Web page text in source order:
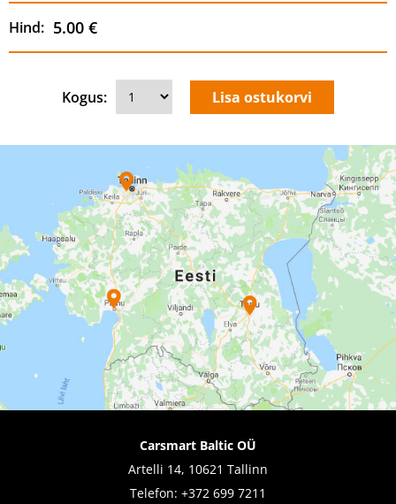
Hind: 5.00 €
Kogus:
Carsmart Baltic OÜ
Artelli 14, 10621 Tallinn
Telefon: +372 699 7211